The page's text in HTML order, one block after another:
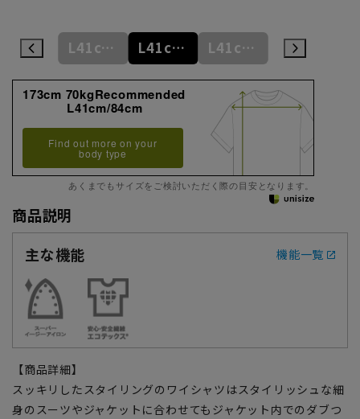
L41cm/82cm L41cm/84cm L41cm/86cm
173cm 70kgRecommended
L41cm/84cm
Find out more on your
body type
あくまでもサイズをご検討いただく際の目安となります。
商品説明
主な機能
機能一覧
【商品詳細】
スッキリしたスタイリングのワイシャツはスタイリッシュな細
身のスーツやジャケットに合わせてもジャケット内でのダブつ